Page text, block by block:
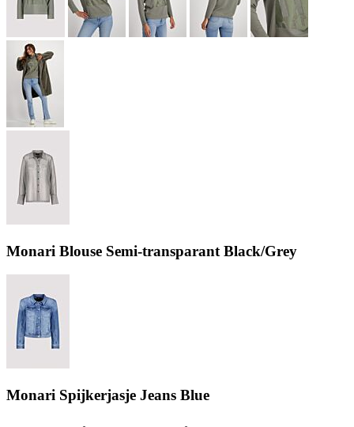
Monari Blouse Semi-transparant Black/Grey
Monari Spijkerjasje Jeans Blue